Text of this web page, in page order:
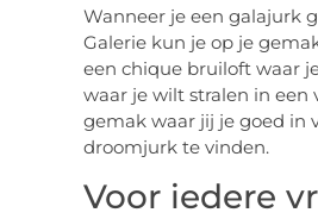
Wanneer je een galajurk
Galerie kun je op je
een chique bruiloft waar
waar je wilt stralen in een
gemak waar jij je goed in
droomjurk te vinden.
Voor iedere